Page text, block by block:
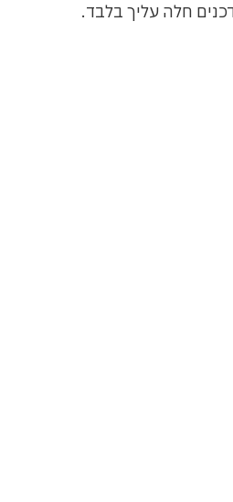
חלה עליך בלבד.